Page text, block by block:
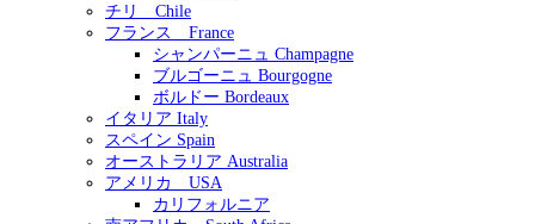
チリ Chile
フランス France
シャンパーニュ Champagne
ブルゴーニュ Bourgogne
ボルドー Bordeaux
イタリア Italy
スペイン Spain
オーストラリア Australia
アメリカ USA
カリフォルニア